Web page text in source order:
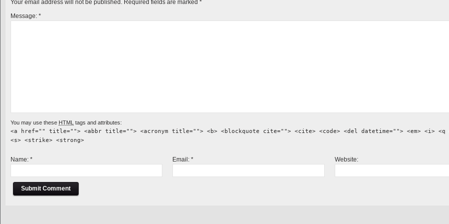
Your email address will not be published. Required fields are marked *
Message: *
You may use these HTML tags and attributes:
<a href="" title=""> <abbr title=""> <acronym title=""> <b> <blockquote cite=""> <cite> <code> <del datetime=""> <em> <i>
<s> <strike> <strong>
Name: * Email:* Website: